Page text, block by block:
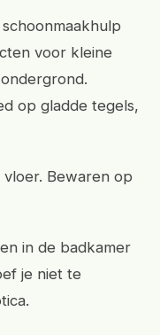
voor kleine
op gladde tegels,
vloer. Bewaren op
in de badkamer
je niet te